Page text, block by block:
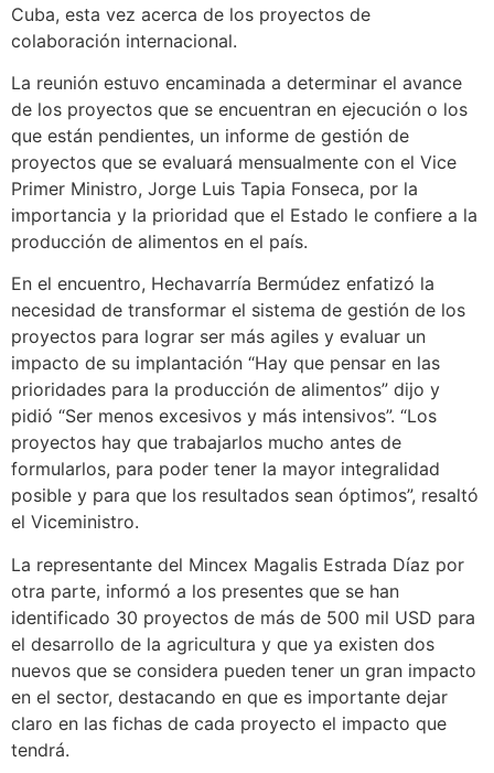
Cuba, esta vez acerca de los proyectos de
colaboración internacional.
La reunión estuvo encaminada a determinar el avance
de los proyectos que se encuentran en ejecución o los
que están pendientes, un informe de gestión de
proyectos que se evaluará mensualmente con el Vice
Primer Ministro, Jorge Luis Tapia Fonseca, por la
importancia y la prioridad que el Estado le confiere a la
producción de alimentos en el país.
En el encuentro, Hechavarría Bermúdez enfatizó la
necesidad de transformar el sistema de gestión de los
proyectos para lograr ser más agiles y evaluar un
impacto de su implantación “Hay que pensar en las
prioridades para la producción de alimentos” dijo y
pidió “Ser menos excesivos y más intensivos”. “Los
proyectos hay que trabajarlos mucho antes de
formularlos, para poder tener la mayor integralidad
posible y para que los resultados sean óptimos”, resaltó
el Viceministro.
La representante del Mincex Magalis Estrada Díaz por
otra parte, informó a los presentes que se han
identificado 30 proyectos de más de 500 mil USD para
el desarrollo de la agricultura y que ya existen dos
nuevos que se considera pueden tener un gran impacto
en el sector, destacando en que es importante dejar
claro en las fichas de cada proyecto el impacto que
tendrá.